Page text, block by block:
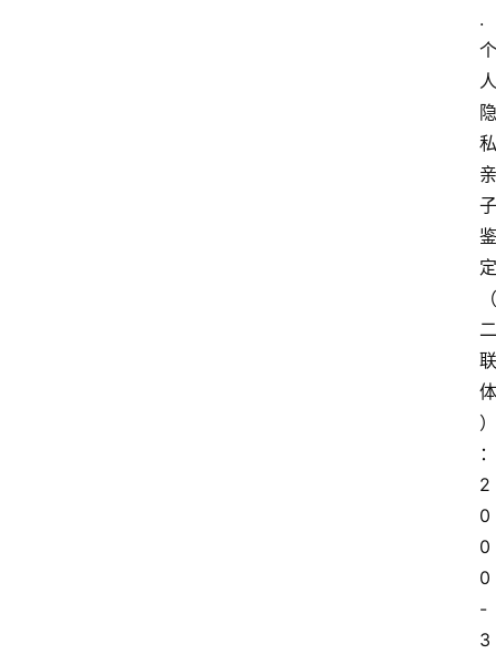
.
个
人
隐
私
亲
子
鉴
定
（
二
联
体
）
：
2
0
0
0
-
3